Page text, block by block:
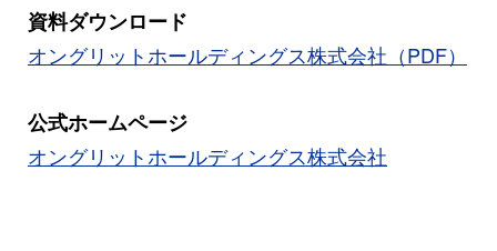
資料ダウンロード
オングリットホールディングス株式会社（PDF）
公式ホームページ
オングリットホールディングス株式会社